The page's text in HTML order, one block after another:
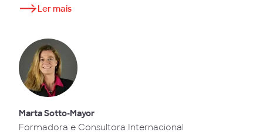
Ler mais
Marta Sotto-Mayor
Formadora e Consultora Internacional